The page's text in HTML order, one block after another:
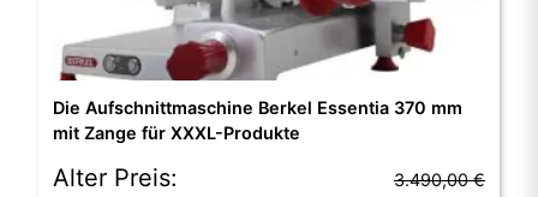
Die Aufschnittmaschine Berkel Essentia 370 mm
mit Zange für XXXL-Produkte
Alter Preis: 3.490,00€
Ursprünglicher
Aktueller